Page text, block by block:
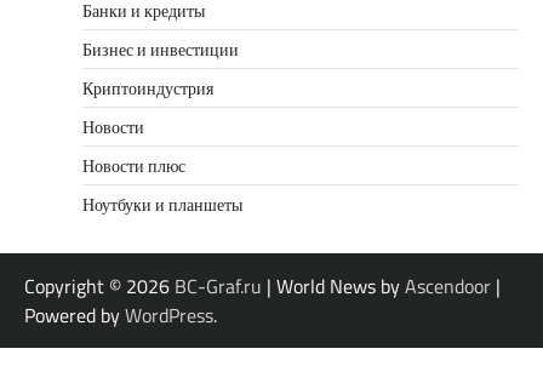
Банки и кредиты
Бизнес и инвестиции
Криптоиндустрия
Новости
Новости плюс
Ноутбуки и планшеты
Copyright © 2026 BC-Graf.ru | World News byAscendoor |
Powered byWordPress.